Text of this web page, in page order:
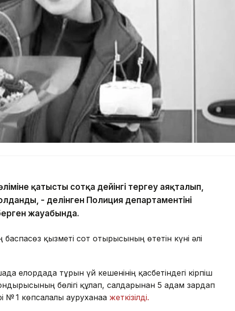
қатысты сотқа дейінгі тергеу аяқталып,
- делінген Полиция департаментінің
жауабында.
қызметі сот отырысының өтетін күні әлі
елордада тұрғын үй кешенінің қасбетіндегі кірпіш
бөлігі құлап, салдарынан 5 адам зардап
№ 1 көпсалалы ауруханаға жеткізілді.